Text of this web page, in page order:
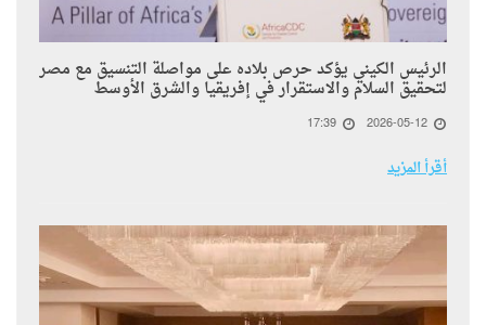
الرئيس الكيني يؤكد حرص بلاده على مواصلة التنسيق مع مصر
لتحقيق السلام والاستقرار في إفريقيا والشرق الأوسط
2026-05-12
17:39
أقرأ المزيد